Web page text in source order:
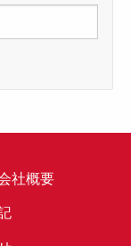
社概要